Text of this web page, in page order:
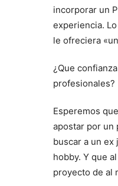
incorporar un
experiencia.
le ofreciera
¿Que
profesionales?
Esperemos
apostar por un
buscar a un ex
hobby. Y que
proyecto de al